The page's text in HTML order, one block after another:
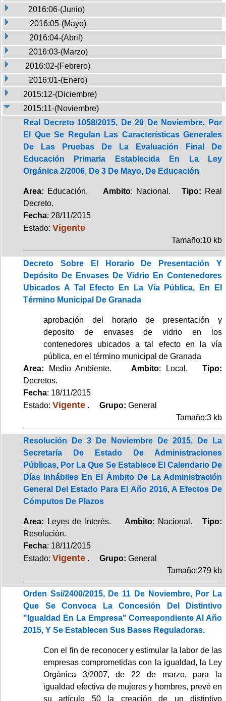
2016:06-(Junio)
2016:05-(Mayo)
2016:04-(Abril)
2016:03-(Marzo)
2016:02-(Febrero)
2016:01-(Enero)
2015:12-(Diciembre)
2015:11-(Noviembre)
Real Decreto 1058/2015, De 20 De Noviembre, Por
El Que Se Regulan Las Características Generales
De Las Pruebas De La Evaluación Final De
Educación Primaria Establecida En La Ley
Orgánica 2/2006, De 3 De Mayo, De Educación
Area: Educación. Ambito: Nacional. Tipo: Real
Decreto.
Fecha: 28/11/2015
Estado: Vigente
Tamaño:10 kb
Decreto Sobre El Horario De Presentación Y
Depósito De Envases De Vidrio En Contenedores
Ubicados A Tal Efecto En La Vía Pública, En El
Término Municipal De Granada
aprobación del horario de presentación y
deposito de envases de vidrio en los
contenedores ubicados a tal efecto en la vía
pública, en el término municipal de Granada
Area: Medio Ambiente.Ambito: Local.Tipo:
Decretos.
Fecha: 18/11/2015
Estado: Vigente . Grupo: General
Tamaño:3 kb
Resolución De 3 De Noviembre De 2015, De La
Secretaría De Estado De Administraciones
Públicas, Por La Que Se Establece El Calendario De
Días Inhábiles En El Ámbito De La Administración
General Del Estado Para El Año 2016, A Efectos De
Cómputos De Plazos
Area: Leyes de Interés. Ambito: Nacional.Tipo:
Resolución.
Fecha: 18/11/2015
Estado: Vigente . Grupo: General
Tamaño:279 kb
Orden Ssi/2400/2015, De 11 De Noviembre, Por La
Que Se Convoca La Concesión Del Distintivo
"Igualdad En La Empresa" Correspondiente Al Año
2015, Y Se Establecen Sus Bases Reguladoras.
Con el fin de reconocer y estimular la labor de las
empresas comprometidas con la igualdad, la Ley
Orgánica 3/2007, de 22 de marzo, para la
igualdad efectiva de mujeres y hombres, prevé en
su artículo 50 la creación de un distintivo